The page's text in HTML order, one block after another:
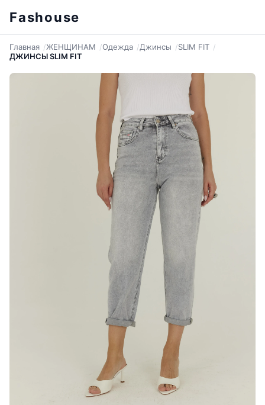
Fashouse
Главная ЖЕНЩИНАМ Одежда Джинсы
SLIM FIT
ДЖИНСЫ SLIM FIT